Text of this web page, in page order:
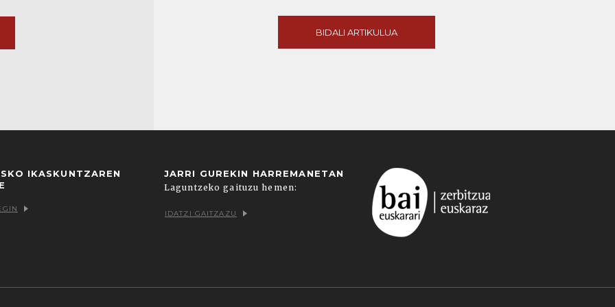
BIDALI ARTIKULUA
IKASKUNTZAREN
JARRI GUREKIN HARREMANETAN
Laguntzeko gaituzu hemen:
IDATZI GAITZAZU